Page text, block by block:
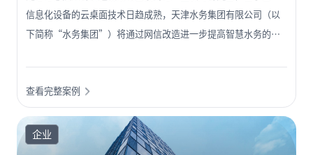
信息化设备的云桌面技术日趋成熟，天津水务集团有限公司（以
下简称“水务集团”）将通过网信改造进一步提高智慧水务的安
构替代传统电脑，以提升集团办公电脑维护使用效率与安全性，
体系，在满足网信要求的同时，全面保障水务集团的业务安全与
查看完整案例
企业